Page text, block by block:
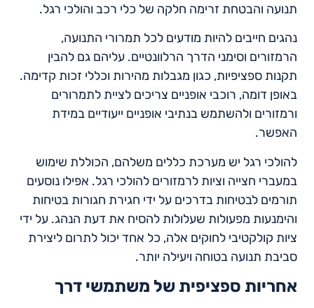
תנועה והבטחת זרימה חלקה של כלי רכב והולכי רגל.
נהגים חייבים להיות מודעים לכל תמרורי התנועה,
הרמזורים וסימני הדרך הרלוונטיים. עליהם גם להבין
תקנות ספציפיות, כגון מגבלות מהירות וכללי זכות קדימה.
באופן דומה, רוכבי אופניים צריכים לציית לתמרורים
ורמזורים ולהשתמש בנתיבי אופניים ייעודיים במידת
האפשר.
להולכי רגל יש מערכת כללים משלהם, הכוללת שימוש
במעברי חצייה וציות לרמזורים להולכי רגל. אפילו נוסעים
תורמים לבטיחות בדרכים על ידי חגירת חגורות בטיחות
והימנעות מפעולות שעלולות להסיח את דעת הנהג. על ידי
ציות קולקטיבי לחוקים אלה, כל אחד יכול לתרום ליצירת
סביבת תנועה בטוחה ויעילה יותר.
אחריות ספציפית של משתמשי דרך